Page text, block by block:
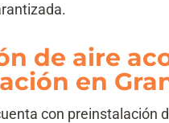
de aire
en
con preinstalación